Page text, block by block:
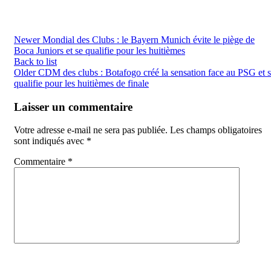
Newer Mondial des Clubs : le Bayern Munich évite le piège de
Boca Juniors et se qualifie pour les huitièmes
Back to list
Older CDM des clubs : Botafogo créé la sensation face au PSG et
qualifie pour les huitièmes de finale
Laisser un commentaire
Votre adresse e-mail ne sera pas publiée. Les champs obligatoires
sont indiqués avec *
Commentaire *